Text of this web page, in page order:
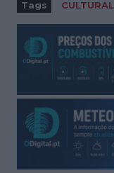
Tags CULTURAL